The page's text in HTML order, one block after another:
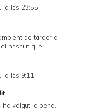
a les 23:55
de tardor a
bescuit que
a les 9:11
ha valgut la pena.